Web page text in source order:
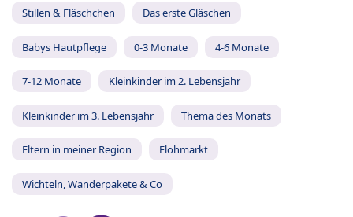
Stillen & Fläschchen Das erste Gläschen
Babys Hautpflege 0-3 Monate 4-6 Monate
7-12 Monate Kleinkinder im 2. Lebensjahr
Kleinkinder im 3. Lebensjahr Thema des Monats
Eltern in meiner Region Flohmarkt
Wichteln, Wanderpakete & Co